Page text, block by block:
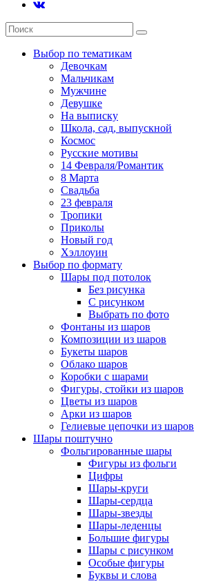
Выбор по тематикам
Девочкам
Мальчикам
Мужчине
Девушке
На выписку
Школа, сад, выпускной
Космос
Русские мотивы
14 Февраля/Романтик
8 Марта
Свадьба
23 февраля
Тропики
Приколы
Новый год
Хэллоуин
Выбор по формату
Шары под потолок
Без рисунка
С рисунком
Выбрать по фото
Фонтаны из шаров
Композиции из шаров
Букеты шаров
Облако шаров
Коробки с шарами
Фигуры, стойки из шаров
Цветы из шаров
Арки из шаров
Гелиевые цепочки из шаров
Шары поштучно
Фольгированные шары
Фигуры из фольги
Цифры
Шары-круги
Шары-сердца
Шары-звезды
Шары-леденцы
Большие фигуры
Шары с рисунком
Особые фигуры
Буквы и слова